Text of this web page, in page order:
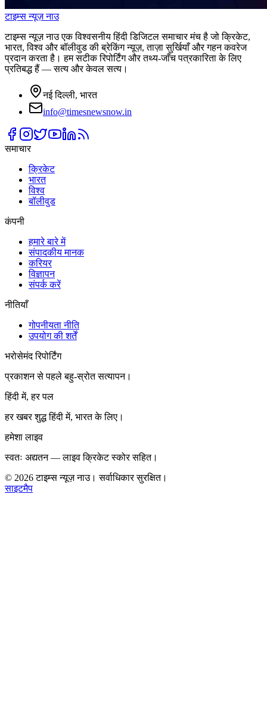
टाइम्सन्यूज़नाउ
टाइम्स न्यूज़ नाउ एक विश्वसनीय हिंदी डिजिटल समाचार मंच है जो क्रिकेट,
भारत, विश्व और बॉलीवुड की ब्रेकिंग न्यूज़, ताज़ा सुर्खियाँ और गहन कवरेज
प्रदान करता है। हम सटीक रिपोर्टिंग और तथ्य-जाँच पत्रकारिता के लिए
प्रतिबद्ध हैं — सत्य और केवल सत्य।
नई दिल्ली, भारत
info@timesnewsnow.in
समाचार
क्रिकेट
भारत
विश्व
बॉलीवुड
कंपनी
हमारे बारे में
संपादकीय मानक
करियर
विज्ञापन
संपर्क करें
नीतियाँ
गोपनीयता नीति
उपयोग की शर्तें
भरोसेमंद रिपोर्टिंग
प्रकाशन से पहले बहु-स्रोत सत्यापन।
हिंदी में, हर पल
हर खबर शुद्ध हिंदी में, भारत के लिए।
हमेशा लाइव
स्वतः अद्यतन — लाइव क्रिकेट स्कोर सहित।
© 2026टाइम्स न्यूज़ नाउ। सर्वाधिकार सुरक्षित।
साइटमैप